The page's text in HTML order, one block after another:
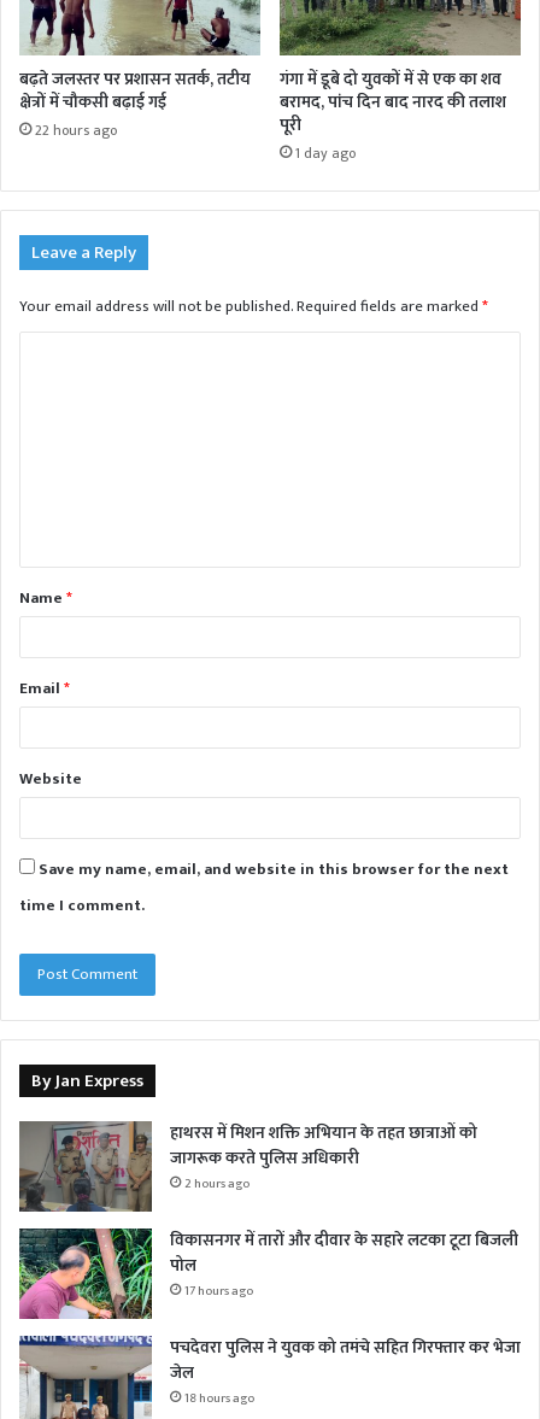
बढ़ते जलस्तर पर प्रशासन सतर्क, तटीय
क्षेत्रों में चौकसी बढ़ाई गई
22 hours ago
गंगा में डूबे दो युवकों में से एक का शव
बरामद, पांच दिन बाद नारद की तलाश
पूरी
1 day ago
Leave a Reply
Your email address will not be published.Required fields are marked*
t
*Name*
Email*
Website
Save my name, email, and website in this browser for the next
time I comment.
By Jan Express
हाथरस में मिशन शक्ति अभियान के तहत छात्राओं को
जागरूक करते पुलिस अधिकारी
2 hours ago
विकासनगर में तारों और दीवार के सहारे लटका टूटा बिजली
पोल
17 hours ago
पचदेवरा पुलिस ने युवक को तमंचे सहित गिरफ्तार कर भेजा
जेल
18 hours ago